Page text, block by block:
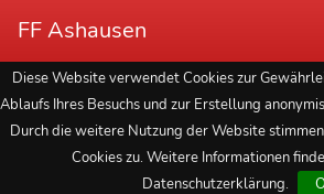
FF Ashausen
Diese Website verwendet Cookies zur
Ablaufs Ihres Besuchs und zur Erstellung
Durch die weitere Nutzung der Website
Cookies zu. Weitere Informationen
Datenschutzerklärung.